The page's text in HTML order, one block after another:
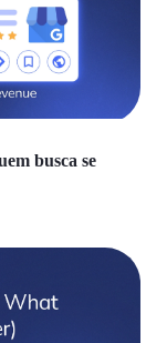
busca se